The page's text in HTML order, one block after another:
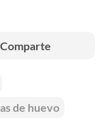
Comparte
de huevo